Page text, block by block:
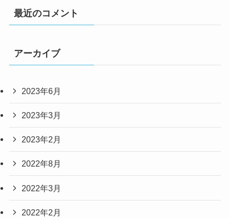
最近のコメント
アーカイブ
2023年6月
2023年3月
2023年2月
2022年8月
2022年3月
2022年2月